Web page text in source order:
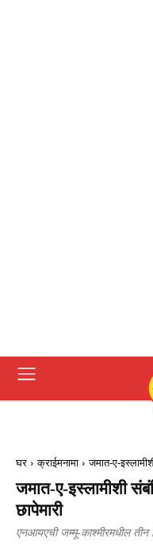
घर क्राईमनामा जमात-ए-
जमात-ए-इस्लामीशी
छापेमारी
एनआयएची जम्मू-काश्मीरमधील तीन